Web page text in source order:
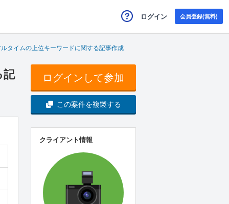
ログイン 会員登録(無料)
タイムの上位キーワードに関する記事作成
記 ログインして参加
この案件を複製する
クライアント情報